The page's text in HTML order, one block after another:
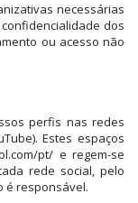
necessárias
dos
ou acesso não
perfis nas redes
Estes espaços
pt/ e regem-se
rede social, pelo
é responsável.